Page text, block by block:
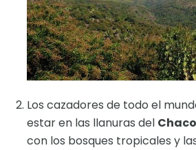
Los cazadores de todo el
estar en las llanuras del Chaco
con los bosques tropicales y